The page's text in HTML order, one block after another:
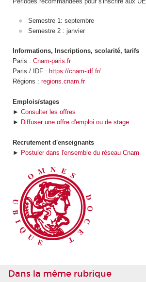
Semestre 1: septembre
Semestre 2 : janvier
Informations, Inscriptions, scolarité, tarifs
Paris : Cnam-paris.fr
Paris / IDF : https://cnam-idf.fr/
Régions : regions.cnam.fr
Emplois/stages
► Consulter les offres
► Diffuser une offre d'emploi ou de stage
Recrutement d'enseignants
► Postuler dans l'ensemble du réseau Cnam
Dans la même rubrique